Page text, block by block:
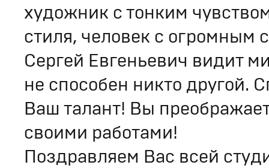
художник с тонким
стиля, человек с огромным
Сергей Евгеньевич видит
не способен никто другой.
Ваш талант! Вы
своими работами!
Поздравляем Вас всей